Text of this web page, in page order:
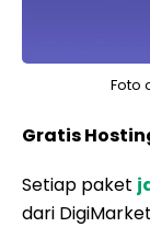
Foto
Gratis
Setiap paket
dari